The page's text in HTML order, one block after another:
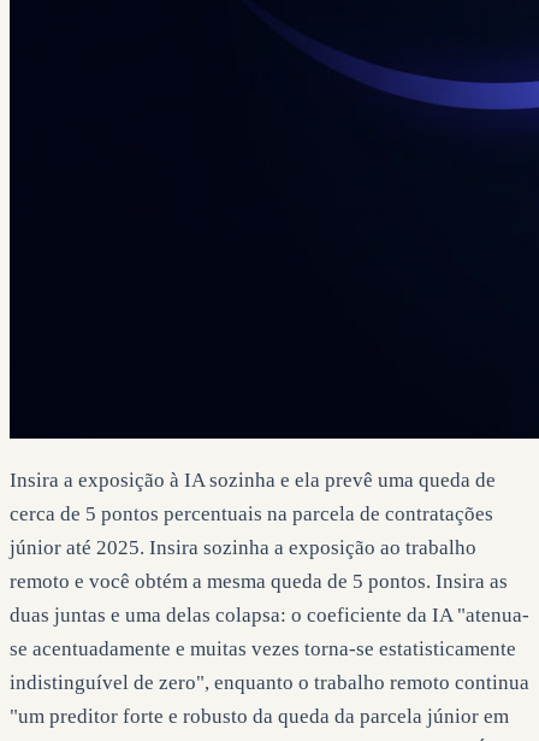
Insira a exposição à IA sozinha e ela prevê uma queda de
cerca de 5 pontos percentuais na parcela de contratações
júnior até 2025. Insira sozinha a exposição ao trabalho
remoto e você obtém a mesma queda de 5 pontos. Insira as
duas juntas e uma delas colapsa: o coeficiente da IA "atenua-
se acentuadamente e muitas vezes torna-se estatisticamente
indistinguível de zero", enquanto o trabalho remoto continua
"um preditor forte e robusto da queda da parcela júnior em